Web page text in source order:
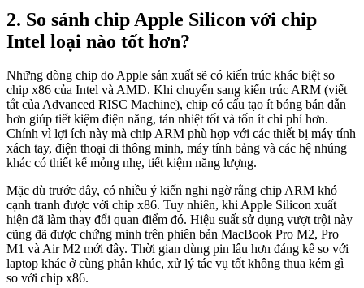
2. So sánh chip Apple Silicon với chip
Intel loại nào tốt hơn?
Những dòng chip do Apple sản xuất sẽ có kiến trúc khác biệt so
chip x86 của Intel và AMD. Khi chuyển sang kiến trúc ARM (viết
tắt của Advanced RISC Machine), chip có cấu tạo ít bóng bán dẫn
hơn giúp tiết kiệm điện năng, tản nhiệt tốt và tốn ít chi phí hơn.
Chính vì lợi ích này mà chip ARM phù hợp với các thiết bị máy tính
xách tay, điện thoại di thông minh, máy tính bảng và các hệ nhúng
khác có thiết kế mỏng nhẹ, tiết kiệm năng lượng.
Mặc dù trước đây, có nhiều ý kiến nghi ngờ rằng chip ARM khó
cạnh tranh được với chip x86. Tuy nhiên, khi Apple Silicon xuất
hiện đã làm thay đổi quan điểm đó. Hiệu suất sử dụng vượt trội này
cũng đã được chứng minh trên phiên bản MacBook Pro M2, Pro
M1 và Air M2 mới đây. Thời gian dùng pin lâu hơn đáng kể so với
laptop khác ở cùng phân khúc, xử lý tác vụ tốt không thua kém gì
so với chip x86.